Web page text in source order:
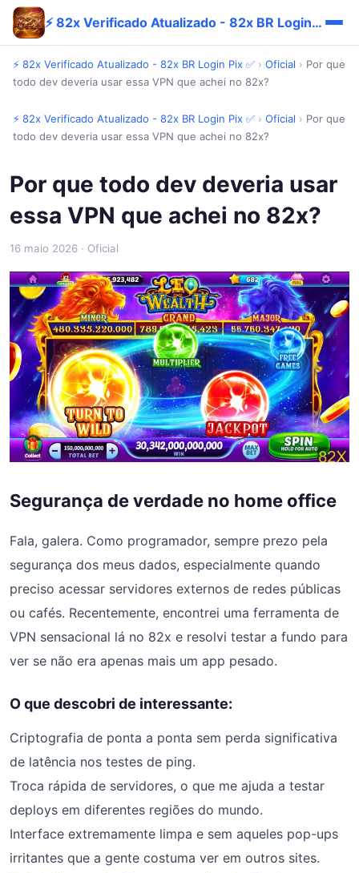
⚡ 82x Verificado Atualizado - 82x BR Login Pix ✅
⚡ 82x Verificado Atualizado - 82x BR Login Pix ✅ › Oficial › Por que
todo dev deveria usar essa VPN que achei no 82x?
⚡ 82x Verificado Atualizado - 82x BR Login Pix ✅ › Oficial › Por que
todo dev deveria usar essa VPN que achei no 82x?
Por que todo dev deveria usar
essa VPN que achei no 82x?
16 maio 2026 · Oficial
Segurança de verdade no home office
Fala, galera. Como programador, sempre prezo pela
segurança dos meus dados, especialmente quando
preciso acessar servidores externos de redes públicas
ou cafés. Recentemente, encontrei uma ferramenta de
VPN sensacional lá no 82x e resolvi testar a fundo para
ver se não era apenas mais um app pesado.
O que descobri de interessante:
Criptografia de ponta a ponta sem perda significativa
de latência nos testes de ping.
Troca rápida de servidores, o que me ajuda a testar
deploys em diferentes regiões do mundo.
Interface extremamente limpa e sem aqueles pop-ups
irritantes que a gente costuma ver em outros sites.